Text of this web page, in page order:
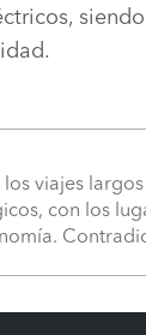
viajes
con los